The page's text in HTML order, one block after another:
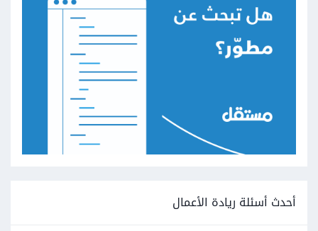
أحدث أسئلة ريادة الأعمال